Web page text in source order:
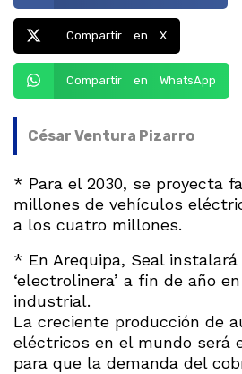
Compartir en X
Compartir en WhatsApp
César Ventura Pizarro
* Para el 2030, se proyecta
millones de vehículos
a los cuatro millones.
* En Arequipa, Seal
‘electrolinera’ a fin de año
industrial.
La creciente producción de
eléctricos en el mundo será
para que la demanda del